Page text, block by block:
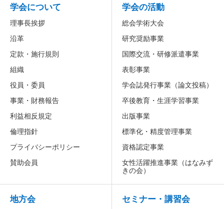
学会について
理事長挨拶
沿革
定款・施行規則
組織
役員・委員
事業・財務報告
利益相反規定
倫理指針
プライバシーポリシー
賛助会員
学会の活動
総会学術大会
研究奨励事業
国際交流・研修派遣事業
表彰事業
学会誌発行事業（論文投稿）
卒後教育・生涯学習事業
出版事業
標準化・精度管理事業
資格認定事業
女性活躍推進事業 （はなみず
きの会）
地方会 セミナー・講習会